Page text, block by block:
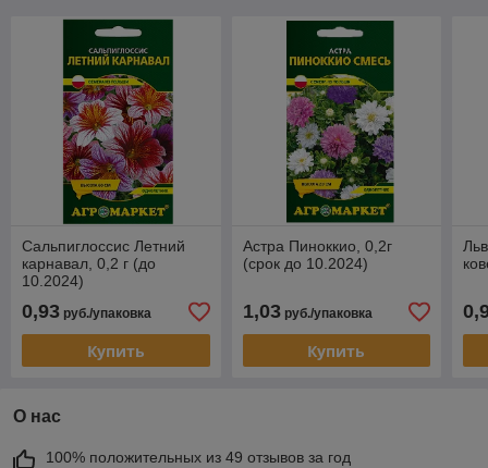
Сальпиглоссис Летний
карнавал, 0,2 г (до
10.2024)
0,93 руб./упаковка
Купить
Астра Пиноккио, 0,2г
(срок до 10.2024)
1,03руб./упаковка
Купить
О нас
100% положительных из 49 отзывов за год